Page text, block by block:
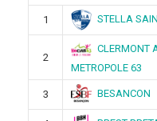
1 STELLA
2
CLERMONT
METROPOLE 63
3 BESANCON